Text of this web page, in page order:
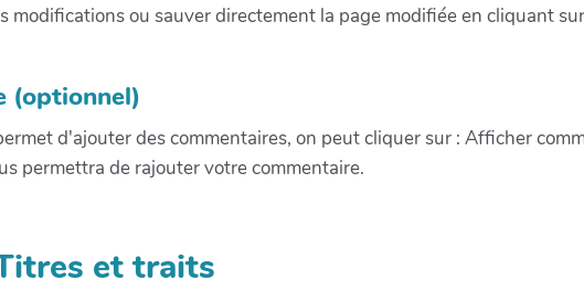
modifications ou sauver directement la page modifiée en cliquant
(optionnel)
d'ajouter des commentaires, on peut cliquer sur : Afficher
permettra de rajouter votre commentaire.
et traits